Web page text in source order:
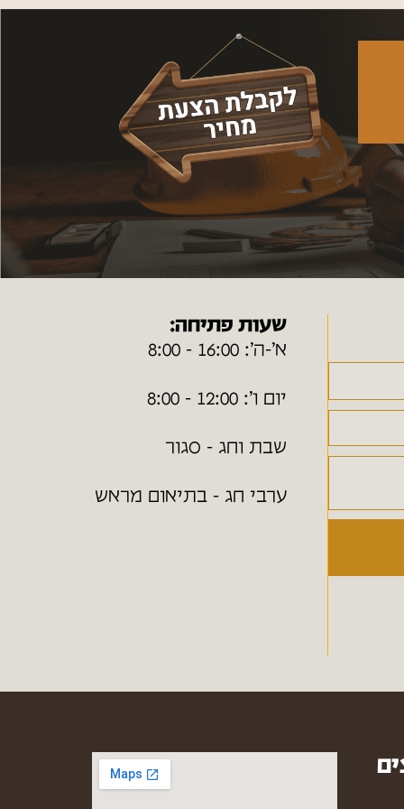
שעות פתיחה:
א׳-ה׳: 16:00 - 8:00
יום ו׳: 12:00 - 8:00
שבת וחג - סגור
ערבי חג - בתיאום מראש